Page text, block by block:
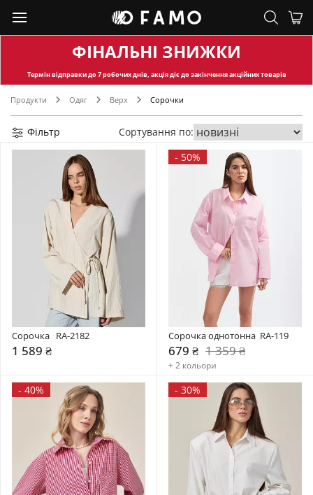
ФІНАЛЬНІ ЗНИЖКИ
Термін відправкидо 7 робочих днів, акція діє до закінчення акційних товарів
Продукти Одяг Верх Сорочки
Фільтр Сортування по:
Сорочка   RA-2182
1 589 ₴
- 50%
Сорочка однотонна  RA-119
679 ₴ 1 359 ₴
+ 2 кольори
- 40% - 30%